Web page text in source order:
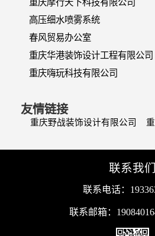
重庆摩行天下科技有限公司
高压细水喷雾系统
春风贸易办公室
重庆华港装饰设计工程有限公司
重庆嗨玩科技有限公司
友情链接
重庆野战装饰设计有限公司
联系我们
联系电话：
联系邮箱：